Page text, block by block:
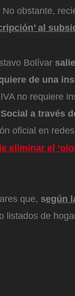
No obstante,
al
Bolívar
de una
no requiere
a través
oficial en
eliminar el
que, según
listados de